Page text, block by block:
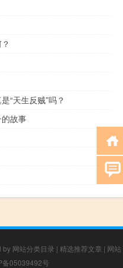
“天生反贼”吗？
故事
by 网站分类目录 | 精选推荐文章 | 网站
备05039492号